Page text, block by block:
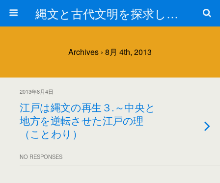
縄文と古代文明を探求しよう！
Archives › 8月 4th, 2013
2013年8月4日
江戸は縄文の再生３.～中央と
地方を逆転させた江戸の理
（ことわり）
NO RESPONSES